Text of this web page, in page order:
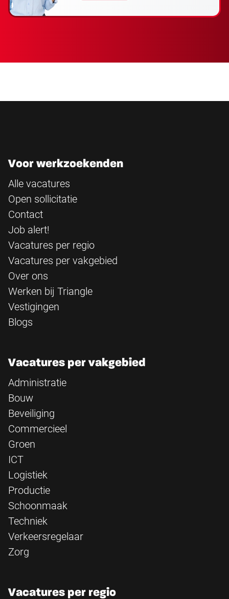
Voor werkzoekenden
Alle vacatures
Open sollicitatie
Contact
Job alert!
Vacatures per regio
Vacatures per vakgebied
Over ons
Werken bij Triangle
Vestigingen
Blogs
Vacatures per vakgebied
Administratie
Bouw
Beveiliging
Commercieel
Groen
ICT
Logistiek
Productie
Schoonmaak
Techniek
Verkeersregelaar
Zorg
Vacatures per regio